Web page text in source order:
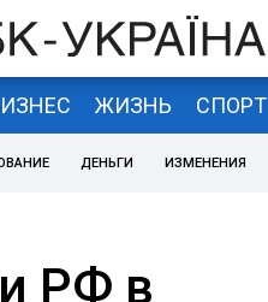
ЖИЗНЬ СПОРТ
ДЕНЬГИ ИЗМЕНЕНИЯ
РФ в